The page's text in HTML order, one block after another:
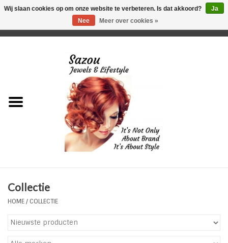
Just for Him
Plus Size Sieraden
Enkelbandjes
Collectie
HOME/ COLLECTIE
Wij slaan cookies op om onze website te verbeteren. Is dat akkoord?
Ja
Nee
Meer over cookies »